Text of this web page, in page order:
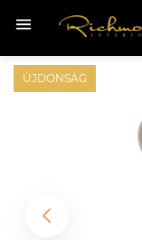
ÚJDONSÁG